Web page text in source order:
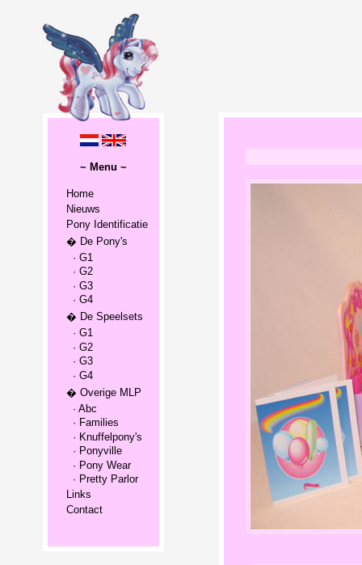
~ Menu ~
Home
Nieuws
Pony Identificatie
� De Pony's
· G1
· G2
· G3
· G4
� De Speelsets
· G1
· G2
· G3
· G4
� Overige MLP
· Abc
· Families
· Knuffelpony's
· Ponyville
· Pony Wear
· Pretty Parlor
Links
Contact